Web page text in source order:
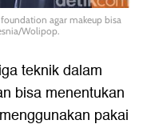
agar makeup bisa
Wolipop.
teknik dalam
bisa menentukan
pakai